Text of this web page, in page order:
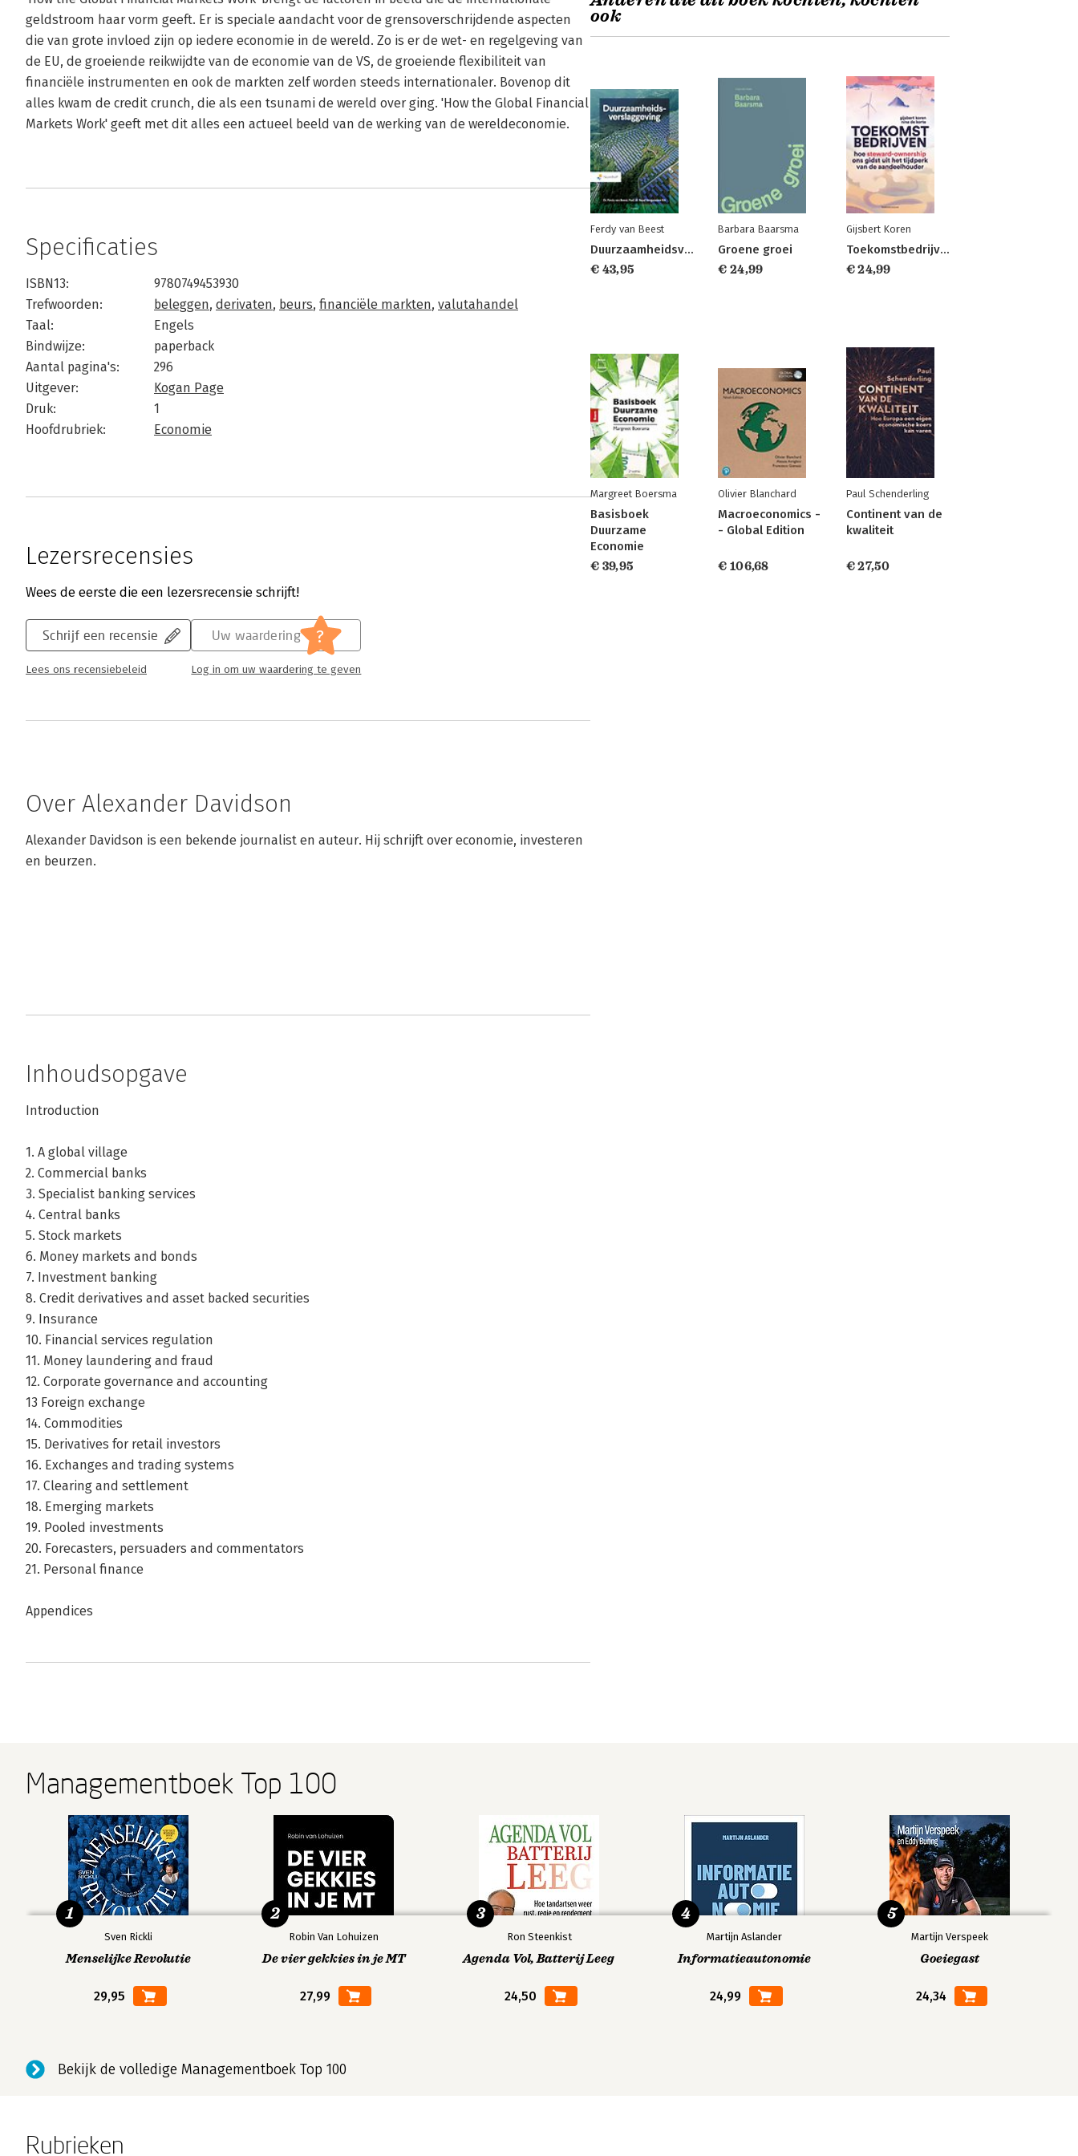
geldstroom haar vorm geeft. Er is speciale aandacht voor de grensoverschrijdende aspecten
die van grote invloed zijn op iedere economie in de wereld. Zo is er de wet- en regelgeving van
de EU, de groeiende reikwijdte van de economie van de VS, de groeiende flexibiliteit van
financiële instrumenten en ook de markten zelf worden steeds internationaler. Bovenop dit
alles kwam de credit crunch, die als een tsunami de wereld over ging. 'How the Global Financial
Markets Work' geeft met dit alles een actueel beeld van de werking van de wereldeconomie.
Specificaties
ISBN13:
9780749453930
Trefwoorden:
beleggen, derivaten, beurs, financiële markten, valutahandel
Taal:
Engels
Bindwijze:
paperback
Aantal pagina's:
296
Uitgever:
Kogan Page
Druk:
1
Hoofdrubriek:
Economie
Lezersrecensies
Wees de eerste die een lezersrecensie schrijft!
Schrijf een recensie
Lees ons recensiebeleid
Uw waardering ?
Log in om uw waardering te geven
Over Alexander Davidson
Alexander Davidson is een bekende journalist en auteur. Hij schrijft over economie, investeren
en beurzen.
Inhoudsopgave
Introduction
1. A global village
2. Commercial banks
3. Specialist banking services
4. Central banks
5. Stock markets
6. Money markets and bonds
7. Investment banking
8. Credit derivatives and asset backed securities
9. Insurance
10. Financial services regulation
11. Money laundering and fraud
12. Corporate governance and accounting
13 Foreign exchange
14. Commodities
15. Derivatives for retail investors
16. Exchanges and trading systems
17. Clearing and settlement
18. Emerging markets
19. Pooled investments
20. Forecasters, persuaders and commentators
21. Personal finance
Appendices
ook
Ferdy van Beest
Duurzaamheidsverslaggeving
€ 43,95
Barbara Baarsma
Groene groei
€ 24,99
Gijsbert Koren
Toekomstbedrijven
€ 24,99
Margreet Boersma
Basisboek
Duurzame
Economie
€ 39,95
Olivier Blanchard
Macroeconomics -
- Global Edition
€ 106,68
Paul Schenderling
Continent van de
kwaliteit
€ 27,50
Managementboek Top 100
Sven Rickli
Menselijke Revolutie
29,95
1
Robin Van Lohuizen
De vier gekkies in je MT
27,99
2
Ron Steenkist
Agenda Vol, Batterij Leeg
24,50
3
Martijn Aslander
Informatieautonomie
24,99
4
Martijn Verspeek
Goeiegast
24,34
5
Bekijk de volledige Managementboek Top 100
Rubrieken